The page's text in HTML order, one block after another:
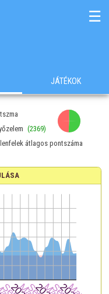
☰
JÁTÉKOK
(2369)
átlagos pontszáma